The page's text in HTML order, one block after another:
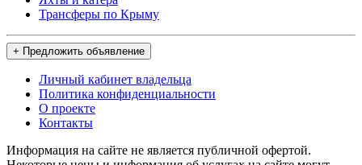
Трансферы по Крыму
+ Предложить объявление
Личный кабинет владельца
Политика конфиденциальности
О проекте
Контакты
Информация на сайте не является публичной офертой.